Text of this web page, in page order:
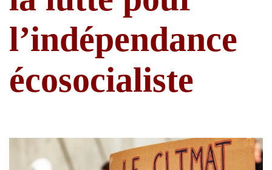
l’indépendance
écosocialiste